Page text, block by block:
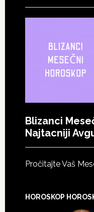
Blizanci
Najtacniji
Pročitajte Vaš
HOROSKOP